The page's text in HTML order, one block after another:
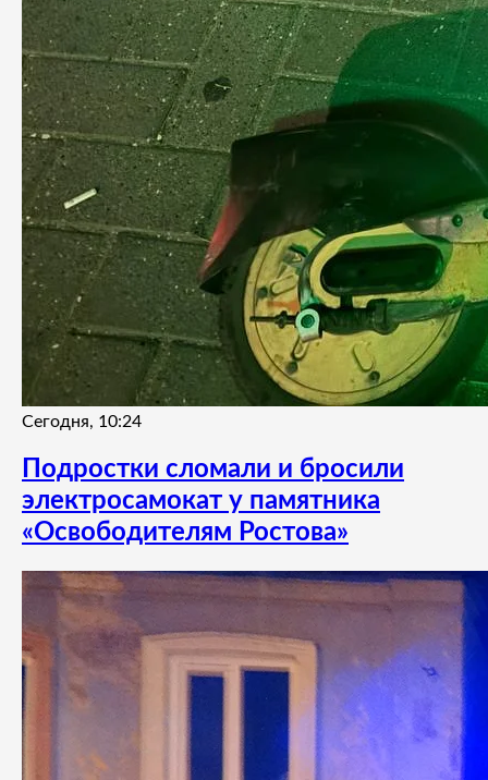
Сегодня, 10:24
Подростки сломали и бросили
электросамокат у памятника
«Освободителям Ростова»